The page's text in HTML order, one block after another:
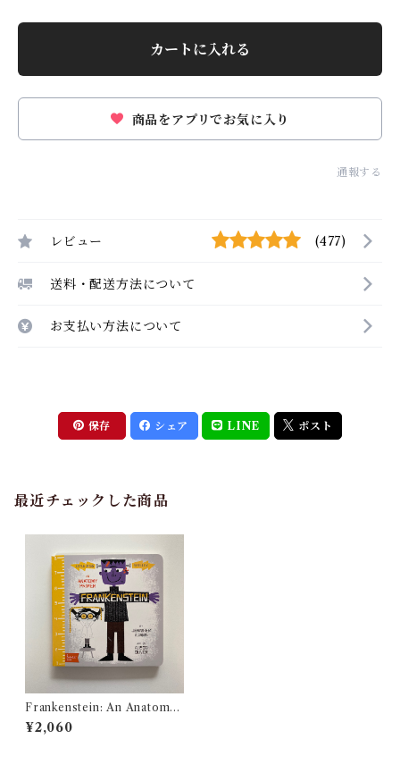
カートに入れる
商品をアプリでお気に入り
通報する
レビュー (477)
送料・配送方法について
お支払い方法について
保存 シェア LINE ポスト
最近チェックした商品
Frankenstein: An Anatomy
Primer (Babylit)
¥2,060